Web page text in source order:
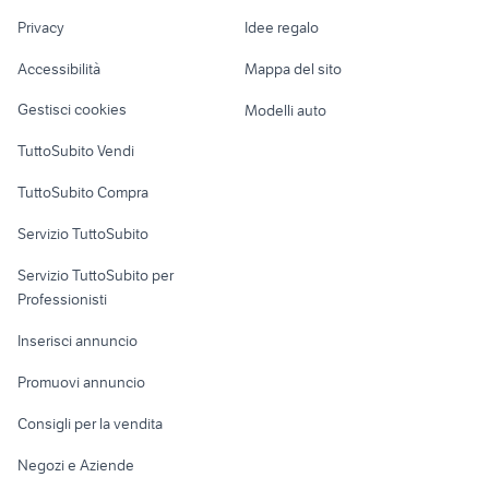
Garage e box
Loft, mansarde e
Informatica
Console e
Fotografia
Telefonia
Privacy
Accessibilità
Gestisci cookies
TuttoSubito Vendi
TuttoSubito Compra
Servizio TuttoSubito
Servizio TuttoSubito per
Professionisti
Inserisci annuncio
Promuovi annuncio
Consigli per la vendita
Negozi e Aziende
Idee regalo
Mappa del sito
Modelli auto